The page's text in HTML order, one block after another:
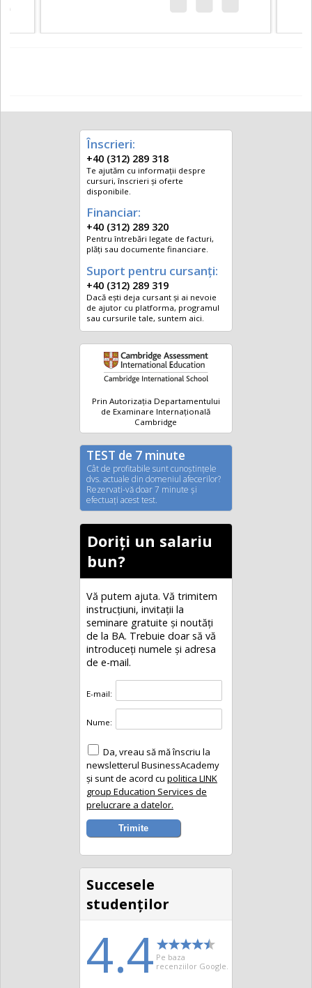
Înscrieri:
+40 (312) 289 318
Te ajutăm cu informații despre
cursuri, înscrieri și oferte
disponibile.
Financiar:
+40 (312) 289 320
Pentru întrebări legate de facturi,
plăți sau documente financiare.
Suport pentru cursanți:
+40 (312) 289 319
Dacă ești deja cursant și ai nevoie
de ajutor cu platforma, programul
sau cursurile tale, suntem aici.
Prin Autorizația Departamentului
de Examinare Internațională
Cambridge
TEST de 7 minute
Cât de profitabile sunt cunoştinţele
dvs. actuale din domeniul afecerilor?
Rezervati-vă doar 7 minute şi
efectuaţi acest test.
Doriți un salariu
bun?
Vă putem ajuta. Vă trimitem
instrucțiuni, invitaţii la
seminare gratuite şi noutăţi
de la BA. Trebuie doar să vă
introduceţi numele și adresa
de e-mail.
E-mail:
Nume:
Da, vreau să mă înscriu la
newsletterul BusinessAcademy
și sunt de acord cu politica LINK
group Education Services de
prelucrare a datelor.
Succesele
studenţilor
4.4 Pe baza
recenziilor Google.